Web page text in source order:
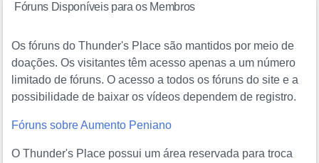
Fóruns Disponíveis para os Membros
Os fóruns do Thunder's Place são mantidos por meio de
doações. Os visitantes têm acesso apenas a um número
limitado de fóruns. O acesso a todos os fóruns do site e a
possibilidade de baixar os vídeos dependem de registro.
Fóruns sobre Aumento Peniano
O Thunder's Place possui um área reservada para troca